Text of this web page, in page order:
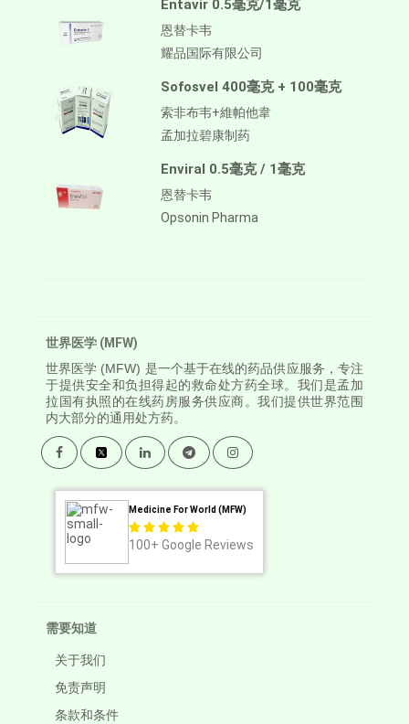
Entavir 0.5毫克/1毫克
恩替卡韦
耀品国际有限公司
Sofosvel 400毫克 + 100毫克
索非布韦+維帕他韋
孟加拉碧康制药
Enviral 0.5毫克 / 1毫克
恩替卡韦
Opsonin Pharma
世界医学 (MFW)
世界医学 (MFW) 是一个基于在线的药品供应服务，专注
于提供安全和负担得起的救命处方药全球。我们是孟加
拉国有执照的在线药房服务供应商。我们提供世界范围
内大部分的通用处方药。
Medicine For World (MFW)
100+ Google Reviews
需要知道
关于我们
免责声明
条款和条件